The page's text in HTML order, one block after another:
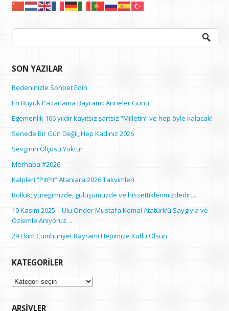
Arama:
SON YAZILAR
Bedeninizle Sohbet Edin
En Büyük Pazarlama Bayramı: Anneler Günü
Egemenlik 106 yıldır kayıtsız şartsız “Milletin” ve hep öyle kalacak!
Senede Bir Gün Değil, Hep Kadınız 2026
Sevginin Ölçüsü Yoktur
Merhaba #2026
Kalpleri “PitPit” Atanlara 2026 Takvimleri
Bolluk; yüreğimizde, gülüşümüzde ve hissettiklerimizdedir…
10 Kasım 2025 – Ulu Önder Mustafa Kemal Atatürk’ü Saygıyla ve
Özlemle Anıyoruz…
29 Ekim Cumhuriyet Bayramı Hepimize Kutlu Olsun
KATEGORILER
Kategoriler
ARŞIVLER